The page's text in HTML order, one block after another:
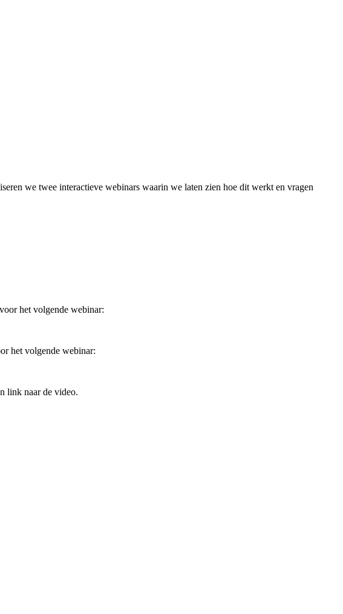
we twee interactieve webinars waarin we laten zien hoe dit werkt en vragen
het volgende webinar:
het volgende webinar:
link naar de video.